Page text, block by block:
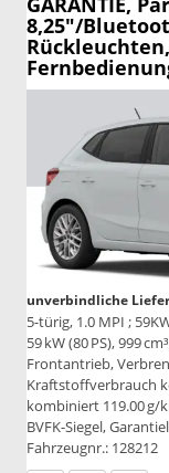
8,25"/
unverbindliche
5-türig, 1.0 MPI ;
59 kW (80 PS), 999
Frontantrieb,
Kraftstoffverbrauch
kombiniert 119.00 g/
BVFK-Siegel,
Fahrzeugnr.: 128212